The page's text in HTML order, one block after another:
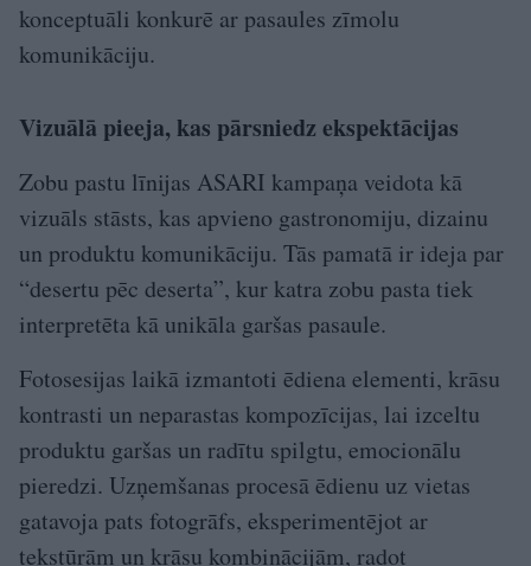
konceptuāli konkurē ar pasaules zīmolu
komunikāciju.
Vizuālā pieeja, kas pārsniedz ekspektācijas
Zobu pastu līnijas ASARI kampaņa veidota kā
vizuāls stāsts, kas apvieno gastronomiju, dizainu
un produktu komunikāciju. Tās pamatā ir ideja par
“desertu pēc deserta”, kur katra zobu pasta tiek
interpretēta kā unikāla garšas pasaule.
Fotosesijas laikā izmantoti ēdiena elementi, krāsu
kontrasti un neparastas kompozīcijas, lai izceltu
produktu garšas un radītu spilgtu, emocionālu
pieredzi. Uzņemšanas procesā ēdienu uz vietas
gatavoja pats fotogrāfs, eksperimentējot ar
tekstūrām un krāsu kombinācijām, radot